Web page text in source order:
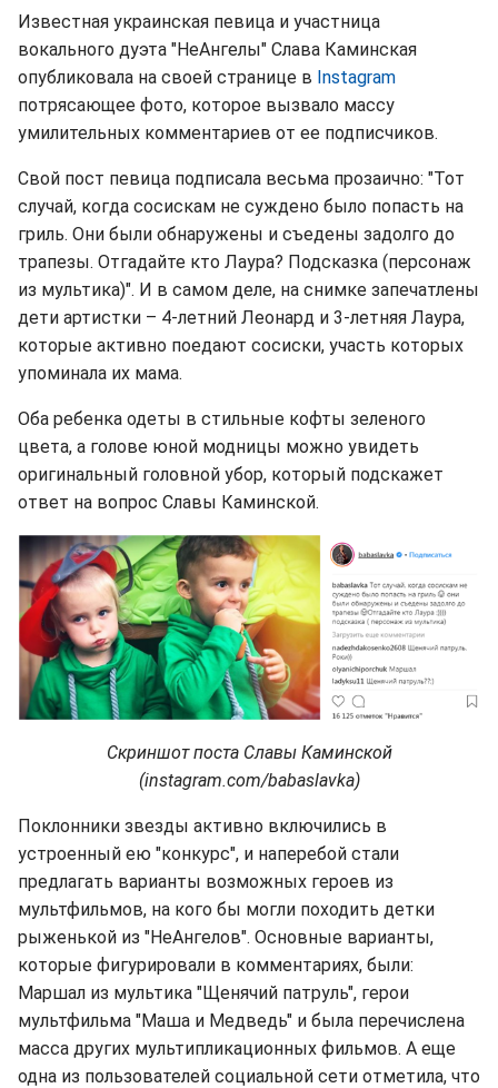
Известная украинская певица и участница
вокального дуэта "НеАнгелы" Слава Каминская
опубликовала на своей странице в Instagram
потрясающее фото, которое вызвало массу
умилительных комментариев от ее подписчиков.
Свой пост певица подписала весьма прозаично: "Тот
случай, когда сосискам не суждено было попасть на
гриль. Они были обнаружены и съедены задолго до
трапезы. Отгадайте кто Лаура? Подсказка (персонаж
из мультика)". И в самом деле, на снимке запечатлены
дети артистки – 4-летний Леонард и 3-летняя Лаура,
которые активно поедают сосиски, участь которых
упоминала их мама.
Оба ребенка одеты в стильные кофты зеленого
цвета, а голове юной модницы можно увидеть
оригинальный головной убор, который подскажет
ответ на вопрос Славы Каминской.
Скриншот поста Славы Каминской
(instagram.com/babaslavka)
Поклонники звезды активно включились в
устроенный ею "конкурс", и наперебой стали
предлагать варианты возможных героев из
мультфильмов, на кого бы могли походить детки
рыженькой из "НеАнгелов". Основные варианты,
которые фигурировали в комментариях, были:
Маршал из мультика "Щенячий патруль", герои
мультфильма "Маша и Медведь" и была перечислена
масса других мультипликационных фильмов. А еще
одна из пользователей социальной сети отметила, что